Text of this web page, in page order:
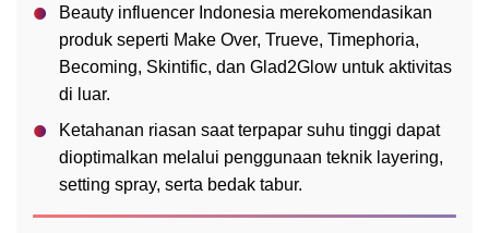
Beauty influencer Indonesia merekomendasikan
produk seperti Make Over, Trueve, Timephoria,
Becoming, Skintific, dan Glad2Glow untuk aktivitas
di luar.
Ketahanan riasan saat terpapar suhu tinggi dapat
dioptimalkan melalui penggunaan teknik layering,
setting spray, serta bedak tabur.